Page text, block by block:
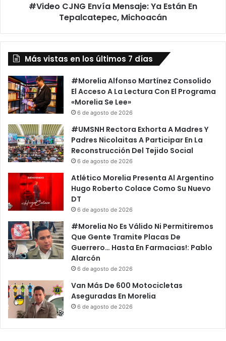
r
A
h
o
r
c
n
d
o
A
H
u
k
E
n
P
a
q
u
e
e
n
s
a
j
e
:
Y
a
E
s
á
E
n
T
e
a
l
c
#Video CJNG Envía Mensaje: Ya Están En
Tepalcatepec, Michoacán
Más vistas en los últimos 7 días
#Morelia Alfonso Martínez Consolido
El Acceso A La Lectura Con El Programa
«Morelia Se Lee»
6 de agosto de 2026
#UMSNH Rectora Exhorta A Madres Y
Padres Nicolaitas A Participar En La
Reconstrucción Del Tejido Social
6 de agosto de 2026
Atlético Morelia Presenta Al Argentino
Hugo Roberto Colace Como Su Nuevo
DT
6 de agosto de 2026
#Morelia No Es Válido Ni Permitiremos
Que Gente Tramite Placas De
Guerrero… Hasta En Farmacias!: Pablo
Alarcón
6 de agosto de 2026
Van Más De 600 Motocicletas
Aseguradas En Morelia
6 de agosto de 2026